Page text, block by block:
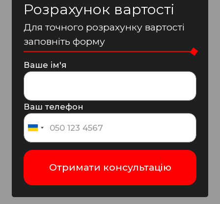
Розрахунок вартості
Для точного розрахунку вартості
заповніть форму
Ваше ім'я
Ваш телефон